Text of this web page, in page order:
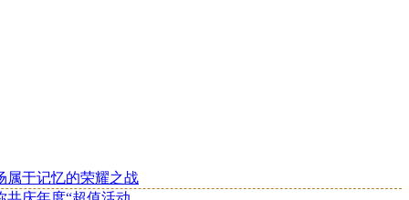
属于记忆的荣耀之战